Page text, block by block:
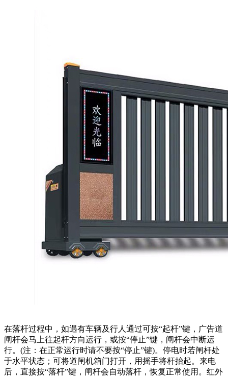
在落杆过程中，如遇有车辆及行人通过可按“起杆”键，广告道
闸杆会马上往起杆方向运行，或按“停止”键，闸杆会中断运
行。(注：在正常运行时请不要按“停止”键)。停电时若闸杆处
于水平状态；可将道闸机箱门打开，用摇手将杆抬起。来电
后，直接按“落杆”键，闸杆会自动落杆，恢复正常使用。红外